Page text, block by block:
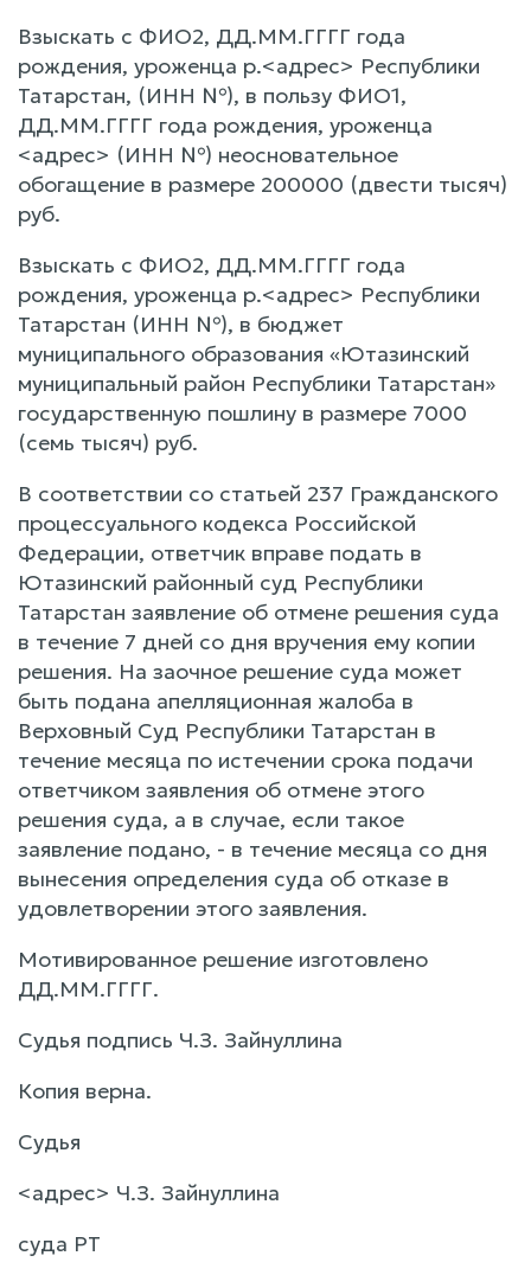
Взыскать с ФИО2, ДД.ММ.ГГГГ года
рождения, уроженца р.<адрес> Республики
Татарстан, (ИНН №), в пользу ФИО1,
ДД.ММ.ГГГГ года рождения, уроженца
<адрес> (ИНН №) неосновательное
обогащение в размере 200000 (двести тысяч)
руб.
Взыскать с ФИО2, ДД.ММ.ГГГГ года
рождения, уроженца р.<адрес> Республики
Татарстан (ИНН №), в бюджет
муниципального образования «Ютазинский
муниципальный район Республики Татарстан»
государственную пошлину в размере 7000
(семь тысяч) руб.
В соответствии со статьей 237 Гражданского
процессуального кодекса Российской
Федерации, ответчик вправе подать в
Ютазинский районный суд Республики
Татарстан заявление об отмене решения суда
в течение 7 дней со дня вручения ему копии
решения. На заочное решение суда может
быть подана апелляционная жалоба в
Верховный Суд Республики Татарстан в
течение месяца по истечении срока подачи
ответчиком заявления об отмене этого
решения суда, а в случае, если такое
заявление подано, - в течение месяца со дня
вынесения определения суда об отказе в
удовлетворении этого заявления.
Мотивированное решение изготовлено
ДД.ММ.ГГГГ.
Судья подпись Ч.З. Зайнуллина
Копия верна.
Судья
<адрес> Ч.З. Зайнуллина
суда РТ